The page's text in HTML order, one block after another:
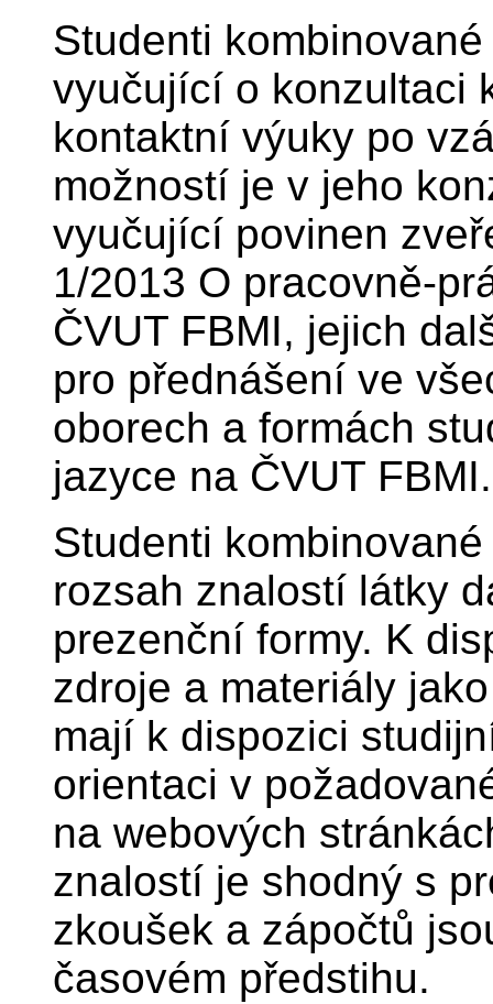
Studenti
vyučující o konzultaci
kontaktní výuky po
možností je v jeho
vyučující povinen
1/2013 O pracovně-
ČVUT FBMI, jejich
pro přednášení ve
oborech a formách
jazyce na ČVUT FBMI.
Studenti
rozsah znalostí látky
prezenční formy. K
zdroje a materiály
mají k dispozici
orientaci v
na webových
znalostí je shodný s
zkoušek a zápočtů
časovém předstihu.